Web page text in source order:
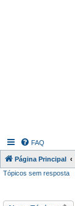
FAQ
Página Principal
Tópicos sem resposta